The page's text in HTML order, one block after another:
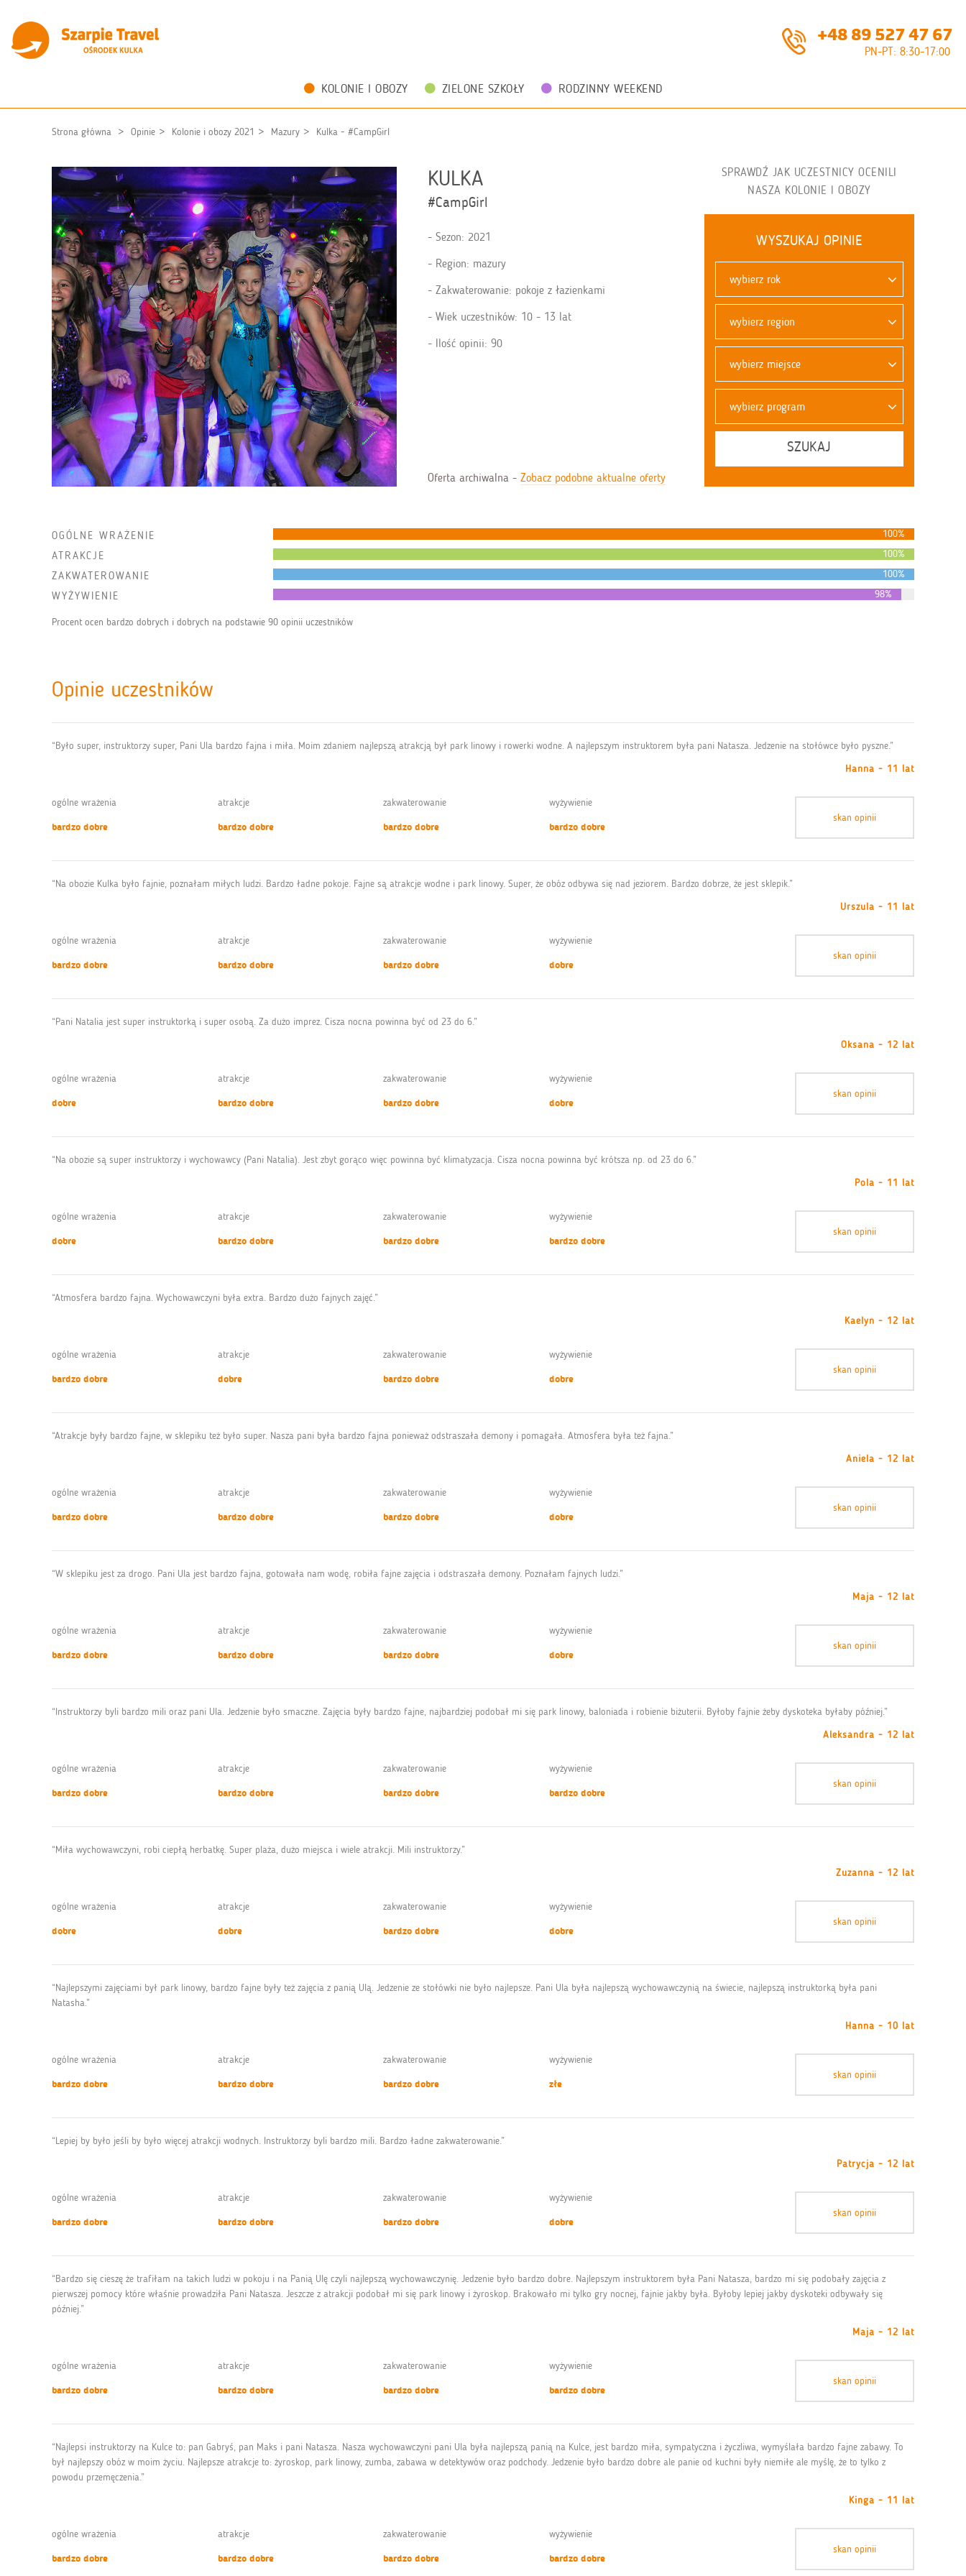
+48 89 527 47 67
PN-PT: 8:30-17:00
KOLONIE I OBOZY ZIELONE SZKOŁY RODZINNY WEEKEND
Strona główna Opinie Kolonie i obozy 2021 Mazury Kulka - #CampGirl
KULKA
#CampGirl
Sezon: 2021
Region: mazury
Zakwaterowanie: pokoje z łazienkami
Wiek uczestników: 10 - 13 lat
Ilość opinii: 90
Oferta archiwalna -Zobacz podobne aktualne oferty
SPRAWDŹ JAK UCZESTNICY OCENILI
NASZA KOLONIE I OBOZY
WYSZUKAJ OPINIE
wybierz rok
wybierz region
wybierz miejsce
wybierz program
SZUKAJ
OGÓLNE WRAŻENIE 100%
ATRAKCJE 100%
ZAKWATEROWANIE 100%
WYŻYWIENIE 98%
Procent ocen bardzo dobrych i dobrych na podstawie 90 opinii uczestników
Opinie uczestników
“Było super, instruktorzy super, Pani Ula bardzo fajna i miła. Moim zdaniem najlepszą atrakcją był park linowy i rowerki wodne. A najlepszym instruktorem była pani Natasza. Jedzenie na stołówce było pyszne.”
Hanna - 11 lat
ogólne wrażenia
bardzo dobre
atrakcje
bardzo dobre
zakwaterowanie
bardzo dobre
wyżywienie
bardzo dobre
skan opinii
“Na obozie Kulka było fajnie, poznałam miłych ludzi. Bardzo ładne pokoje. Fajne są atrakcje wodne i park linowy. Super, że obóz odbywa się nad jeziorem. Bardzo dobrze, że jest sklepik.”
Urszula - 11 lat
ogólne wrażenia
bardzo dobre
atrakcje
bardzo dobre
zakwaterowanie
bardzo dobre
wyżywienie
dobre
skan opinii
“Pani Natalia jest super instruktorką i super osobą. Za dużo imprez. Cisza nocna powinna być od 23 do 6.”
Oksana - 12 lat
ogólne wrażenia
dobre
atrakcje
bardzo dobre
zakwaterowanie
bardzo dobre
wyżywienie
dobre
skan opinii
“Na obozie są super instruktorzy i wychowawcy (Pani Natalia). Jest zbyt gorąco więc powinna być klimatyzacja. Cisza nocna powinna być krótsza np. od 23 do 6.”
Pola - 11 lat
ogólne wrażenia
dobre
atrakcje
bardzo dobre
zakwaterowanie
bardzo dobre
wyżywienie
bardzo dobre
skan opinii
“Atmosfera bardzo fajna. Wychowawczyni była extra. Bardzo dużo fajnych zajęć.”
Kaelyn - 12 lat
ogólne wrażenia
bardzo dobre
atrakcje
dobre
zakwaterowanie
bardzo dobre
wyżywienie
dobre
skan opinii
“Atrakcje były bardzo fajne, w sklepiku też było super. Nasza pani była bardzo fajna ponieważ odstraszała demony i pomagała. Atmosfera była też fajna.”
Aniela - 12 lat
ogólne wrażenia
bardzo dobre
atrakcje
bardzo dobre
zakwaterowanie
bardzo dobre
wyżywienie
dobre
skan opinii
“W sklepiku jest za drogo. Pani Ula jest bardzo fajna, gotowała nam wodę, robiła fajne zajęcia i odstraszała demony. Poznałam fajnych ludzi.”
Maja - 12 lat
ogólne wrażenia
bardzo dobre
atrakcje
bardzo dobre
zakwaterowanie
bardzo dobre
wyżywienie
dobre
skan opinii
“Instruktorzy byli bardzo mili oraz pani Ula. Jedzenie było smaczne. Zajęcia były bardzo fajne, najbardziej podobał mi się park linowy, baloniada i robienie biżuterii. Byłoby fajnie żeby dyskoteka byłaby później.”
Aleksandra - 12 lat
ogólne wrażenia
bardzo dobre
atrakcje
bardzo dobre
zakwaterowanie
bardzo dobre
wyżywienie
bardzo dobre
skan opinii
“Miła wychowawczyni, robi ciepłą herbatkę. Super plaża, dużo miejsca i wiele atrakcji. Mili instruktorzy.”
Zuzanna - 12 lat
ogólne wrażenia
dobre
atrakcje
dobre
zakwaterowanie
bardzo dobre
wyżywienie
dobre
skan opinii
“Najlepszymi zajęciami był park linowy, bardzo fajne były też zajęcia z panią Ulą. Jedzenie ze stołówki nie było najlepsze. Pani Ula była najlepszą wychowawczynią na świecie, najlepszą instruktorką była pani
Natasha.”
Hanna - 10 lat
ogólne wrażenia
bardzo dobre
atrakcje
bardzo dobre
zakwaterowanie
bardzo dobre
wyżywienie
złe
skan opinii
“Lepiej by było jeśli by było więcej atrakcji wodnych. Instruktorzy byli bardzo mili. Bardzo ładne zakwaterowanie.”
Patrycja - 12 lat
ogólne wrażenia
bardzo dobre
atrakcje
bardzo dobre
zakwaterowanie
bardzo dobre
wyżywienie
dobre
skan opinii
“Bardzo się cieszę że trafiłam na takich ludzi w pokoju i na Panią Ulę czyli najlepszą wychowawczynię. Jedzenie było bardzo dobre. Najlepszym instruktorem była Pani Natasza, bardzo mi się podobały zajęcia z
pierwszej pomocy które właśnie prowadziła Pani Natasza. Jeszcze z atrakcji podobał mi się park linowy i żyroskop. Brakowało mi tylko gry nocnej, fajnie jakby była. Byłoby lepiej jakby dyskoteki odbywały się
później.”
Maja - 12 lat
ogólne wrażenia
bardzo dobre
atrakcje
bardzo dobre
zakwaterowanie
bardzo dobre
wyżywienie
bardzo dobre
skan opinii
“Najlepsi instruktorzy na Kulce to: pan Gabryś, pan Maks i pani Natasza. Nasza wychowawczyni pani Ula była najlepszą panią na Kulce, jest bardzo miła, sympatyczna i życzliwa, wymyślała bardzo fajne zabawy. To
był najlepszy obóz w moim życiu. Najlepsze atrakcje to: żyroskop, park linowy, zumba, zabawa w detektywów oraz podchody. Jedzenie było bardzo dobre ale panie od kuchni były niemiłe ale myślę, że to tylko z
powodu przemęczenia.”
Kinga - 11 lat
ogólne wrażenia
bardzo dobre
atrakcje
bardzo dobre
zakwaterowanie
bardzo dobre
wyżywienie
bardzo dobre
skan opinii